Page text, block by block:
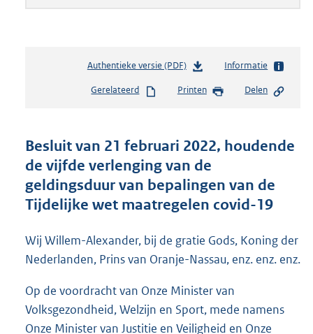
Authentieke versie (PDF)b
s
n
d
s
g
r
o
t
0
2
Informatie
Gerelateerd Printen Delen
Besluit van 21 februari 2022, houdende
de vijfde verlenging van de
geldingsduur van bepalingen van de
Tijdelijke wet maatregelen covid-19
Wij Willem-Alexander, bij de gratie Gods, Koning der
Nederlanden, Prins van Oranje-Nassau, enz. enz. enz.
Op de voordracht van Onze Minister van
Volksgezondheid, Welzijn en Sport, mede namens
Onze Minister van Justitie en Veiligheid en Onze